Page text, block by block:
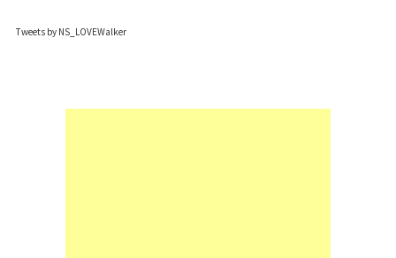
Tweets by NS_LOVEWalker